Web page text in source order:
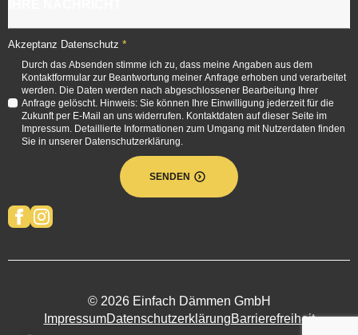
Akzeptanz Datenschutz *
Durch das Absenden stimme ich zu, dass meine Angaben aus dem
Kontaktformular zur Beantwortung meiner Anfrage erhoben und verarbeitet
werden. Die Daten werden nach abgeschlossener Bearbeitung Ihrer
Anfrage gelöscht. Hinweis: Sie können Ihre Einwilligung jederzeit für die
Zukunft per E-Mail an uns widerrufen. Kontaktdaten auf dieser Seite im
Impressum. Detaillierte Informationen zum Umgang mit Nutzerdaten finden
Sie in unserer Datenschutzerklärung.
SENDEN
© 2026 Einfach Dämmen GmbH
ImpressumDatenschutzerklärungBarrierefreiheit